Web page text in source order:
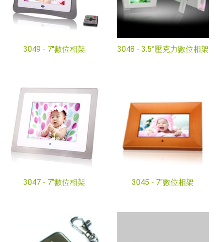
3049 - 7"數位相架 3048 - 3.5”壓克力數位相架
3047 - 7“數位相架 3045 - 7"數位相架